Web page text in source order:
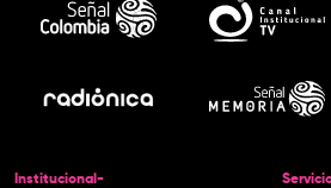
Institucional-